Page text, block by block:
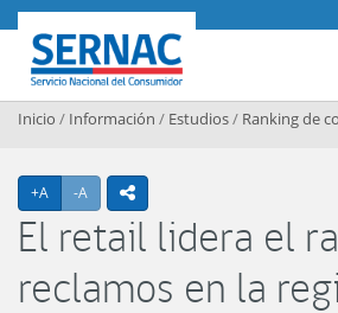
Contenido principal
SERNAC
Inicio / Información / Estudios/ Ranking de
+A Agrandar texto
-A Achicar textoicono compartir
El retail lidera el
reclamos en la